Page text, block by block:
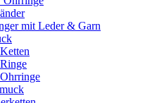
mit Leder & Garn